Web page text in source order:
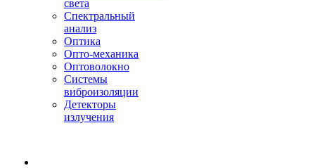
света
Спектральный
анализ
Оптика
Опто-механика
Оптоволокно
Системы
виброизоляции
Детекторы
излучения